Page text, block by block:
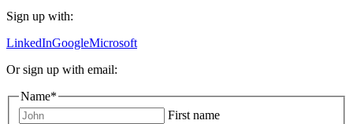
Sign up with:
LinkedInGoogleMicrosoft
Or sign up with email:
Name*
First name